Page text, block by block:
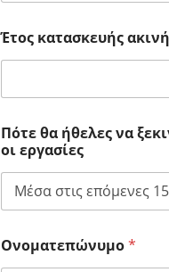
Έτος κατασκευής
Πότε θα ήθελες να
οι εργασίες
Ονοματεπώνυμο*